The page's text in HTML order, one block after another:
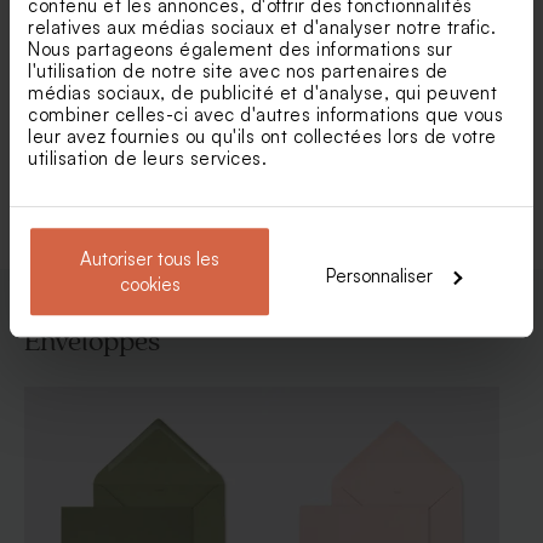
contenu et les annonces, d'offrir des fonctionnalités
relatives aux médias sociaux et d'analyser notre trafic.
Nous partageons également des informations sur
l'utilisation de notre site avec nos partenaires de
médias sociaux, de publicité et d'analyse, qui peuvent
combiner celles-ci avec d'autres informations que vous
leur avez fournies ou qu'ils ont collectées lors de votre
utilisation de leurs services.
Autoriser tous les
cookies
Personnaliser
Faire part mariage envolée
de brindilles dorées
Faire part mariage courbe
naturelle et élégance dorée
avec cartes multiformats
Enveloppes